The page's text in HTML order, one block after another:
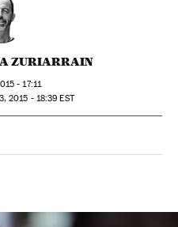
ZURIARRAIN
- 17:11
2015 - 18:39 EST
Sociales